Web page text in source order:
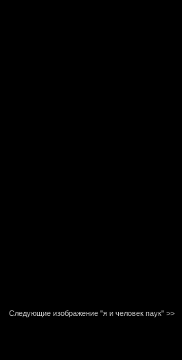
Следующие изображение "я и человек паук" >>